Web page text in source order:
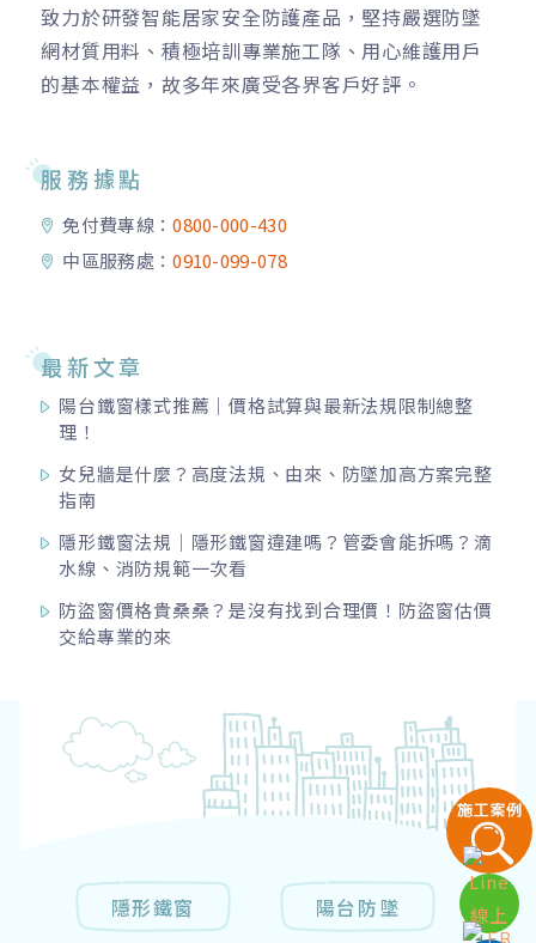
致力於研發智能居家安全防護產品，堅持嚴選防墜
網材質用料、積極培訓專業施工隊、用心維護用戶
的基本權益，故多年來廣受各界客戶好評。
服務據點
免付費專線：0800-000-430
中區服務處：0910-099-078
最新文章
陽台鐵窗樣式推薦｜價格試算與最新法規限制總整
理！
女兒牆是什麼？高度法規、由來、防墜加高方案完整
指南
隱形鐵窗法規｜隱形鐵窗違建嗎？管委會能拆嗎？滴
水線、消防規範一次看
防盜窗價格貴桑桑？是沒有找到合理價！防盜窗估價
交給專業的來
隱形鐵窗 陽台防墜